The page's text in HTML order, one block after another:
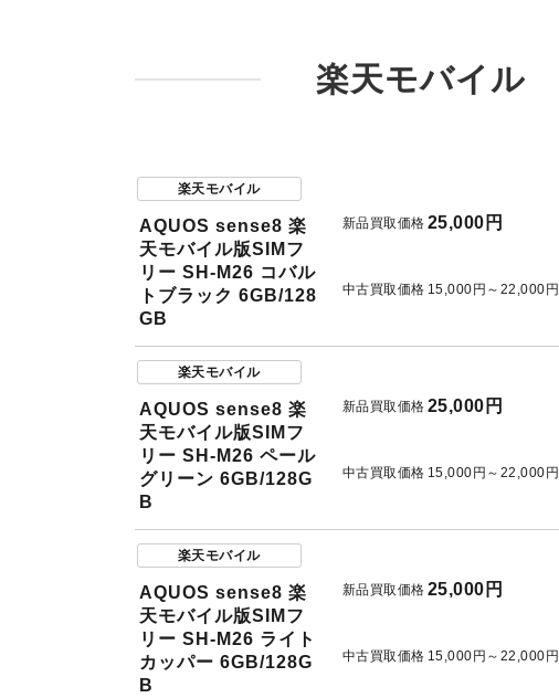
楽天モバイル
楽天モバイル
AQUOS sense8 楽
天モバイル版SIMフ
リー SH-M26 コバル
トブラック 6GB/128
GB
新品買取価格 25,000円
中古買取価格 15,000円～22,000円
楽天モバイル
AQUOS sense8 楽
天モバイル版SIMフ
リー SH-M26 ペール
グリーン 6GB/128G
B
新品買取価格 25,000円
中古買取価格 15,000円～22,000円
楽天モバイル
AQUOS sense8 楽
天モバイル版SIMフ
リー SH-M26 ライト
カッパー 6GB/128G
B
新品買取価格 25,000円
中古買取価格 15,000円～22,000円